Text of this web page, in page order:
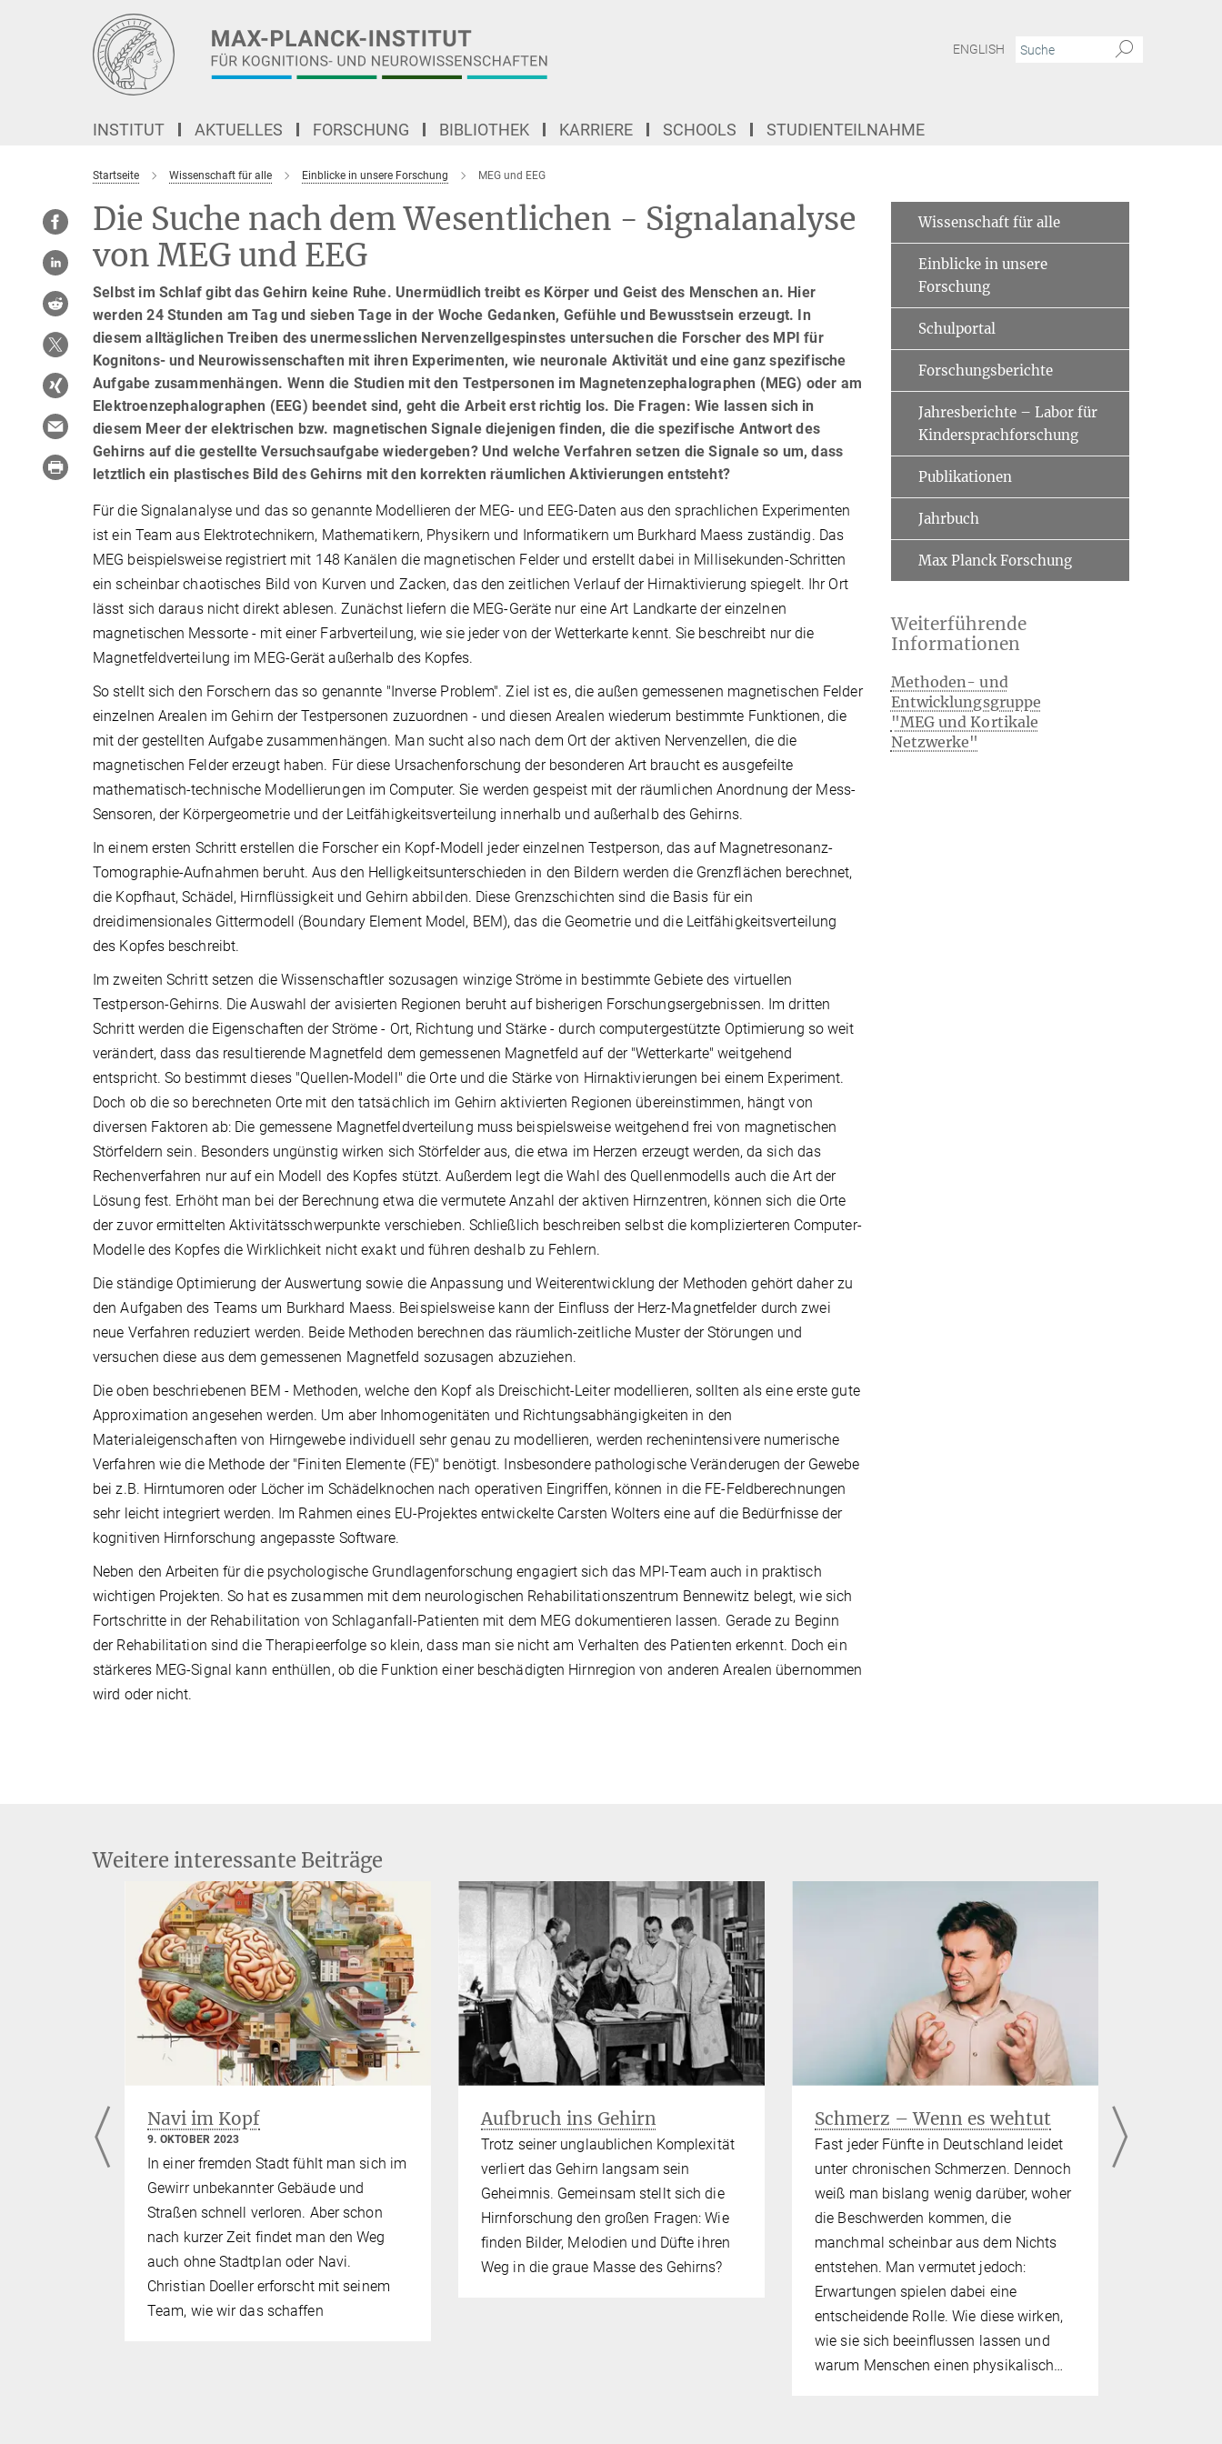
ENGLISH
INSTITUT AKTUELLES FORSCHUNG BIBLIOTHEK KARRIERE SCHOOLS STUDIENTEILNAHME
Startseite Wissenschaft für alle Einblicke in unsere Forschung MEG und EEG
Die Suche nach dem Wesentlichen - Signalanalyse
von MEG und EEG
Selbst im Schlaf gibt das Gehirn keine Ruhe. Unermüdlich treibt es Körper und Geist des Menschen an. Hier
werden 24 Stunden am Tag und sieben Tage in der Woche Gedanken, Gefühle und Bewusstsein erzeugt. In
diesem alltäglichen Treiben des unermesslichen Nervenzellgespinstes untersuchen die Forscher des MPI für
Kognitons- und Neurowissenschaften mit ihren Experimenten, wie neuronale Aktivität und eine ganz spezifische
Aufgabe zusammenhängen. Wenn die Studien mit den Testpersonen im Magnetenzephalographen (MEG) oder am
Elektroenzephalographen (EEG) beendet sind, geht die Arbeit erst richtig los. Die Fragen: Wie lassen sich in
diesem Meer der elektrischen bzw. magnetischen Signale diejenigen finden, die die spezifische Antwort des
Gehirns auf die gestellte Versuchsaufgabe wiedergeben? Und welche Verfahren setzen die Signale so um, dass
letztlich ein plastisches Bild des Gehirns mit den korrekten räumlichen Aktivierungen entsteht?
Für die Signalanalyse und das so genannte Modellieren der MEG- und EEG-Daten aus den sprachlichen Experimenten
ist ein Team aus Elektrotechnikern, Mathematikern, Physikern und Informatikern um Burkhard Maess zuständig. Das
MEG beispielsweise registriert mit 148 Kanälen die magnetischen Felder und erstellt dabei in Millisekunden-Schritten
ein scheinbar chaotisches Bild von Kurven und Zacken, das den zeitlichen Verlauf der Hirnaktivierung spiegelt. Ihr Ort
lässt sich daraus nicht direkt ablesen. Zunächst liefern die MEG-Geräte nur eine Art Landkarte der einzelnen
magnetischen Messorte - mit einer Farbverteilung, wie sie jeder von der Wetterkarte kennt. Sie beschreibt nur die
Magnetfeldverteilung im MEG-Gerät außerhalb des Kopfes.
So stellt sich den Forschern das so genannte "Inverse Problem". Ziel ist es, die außen gemessenen magnetischen Felder
einzelnen Arealen im Gehirn der Testpersonen zuzuordnen - und diesen Arealen wiederum bestimmte Funktionen, die
mit der gestellten Aufgabe zusammenhängen. Man sucht also nach dem Ort der aktiven Nervenzellen, die die
magnetischen Felder erzeugt haben. Für diese Ursachenforschung der besonderen Art braucht es ausgefeilte
mathematisch-technische Modellierungen im Computer. Sie werden gespeist mit der räumlichen Anordnung der Mess-
Sensoren, der Körpergeometrie und der Leitfähigkeitsverteilung innerhalb und außerhalb des Gehirns.
In einem ersten Schritt erstellen die Forscher ein Kopf-Modell jeder einzelnen Testperson, das auf Magnetresonanz-
Tomographie-Aufnahmen beruht. Aus den Helligkeitsunterschieden in den Bildern werden die Grenzflächen berechnet,
die Kopfhaut, Schädel, Hirnflüssigkeit und Gehirn abbilden. Diese Grenzschichten sind die Basis für ein
dreidimensionales Gittermodell (Boundary Element Model, BEM), das die Geometrie und die Leitfähigkeitsverteilung
des Kopfes beschreibt.
Im zweiten Schritt setzen die Wissenschaftler sozusagen winzige Ströme in bestimmte Gebiete des virtuellen
Testperson-Gehirns. Die Auswahl der avisierten Regionen beruht auf bisherigen Forschungsergebnissen. Im dritten
Schritt werden die Eigenschaften der Ströme - Ort, Richtung und Stärke - durch computergestützte Optimierung so weit
verändert, dass das resultierende Magnetfeld dem gemessenen Magnetfeld auf der "Wetterkarte" weitgehend
entspricht. So bestimmt dieses "Quellen-Modell" die Orte und die Stärke von Hirnaktivierungen bei einem Experiment.
Doch ob die so berechneten Orte mit den tatsächlich im Gehirn aktivierten Regionen übereinstimmen, hängt von
diversen Faktoren ab: Die gemessene Magnetfeldverteilung muss beispielsweise weitgehend frei von magnetischen
Störfeldern sein. Besonders ungünstig wirken sich Störfelder aus, die etwa im Herzen erzeugt werden, da sich das
Rechenverfahren nur auf ein Modell des Kopfes stützt. Außerdem legt die Wahl des Quellenmodells auch die Art der
Lösung fest. Erhöht man bei der Berechnung etwa die vermutete Anzahl der aktiven Hirnzentren, können sich die Orte
der zuvor ermittelten Aktivitätsschwerpunkte verschieben. Schließlich beschreiben selbst die komplizierteren Computer-
Modelle des Kopfes die Wirklichkeit nicht exakt und führen deshalb zu Fehlern.
Die ständige Optimierung der Auswertung sowie die Anpassung und Weiterentwicklung der Methoden gehört daher zu
den Aufgaben des Teams um Burkhard Maess. Beispielsweise kann der Einfluss der Herz-Magnetfelder durch zwei
neue Verfahren reduziert werden. Beide Methoden berechnen das räumlich-zeitliche Muster der Störungen und
versuchen diese aus dem gemessenen Magnetfeld sozusagen abzuziehen.
Die oben beschriebenen BEM - Methoden, welche den Kopf als Dreischicht-Leiter modellieren, sollten als eine erste gute
Approximation angesehen werden. Um aber Inhomogenitäten und Richtungsabhängigkeiten in den
Materialeigenschaften von Hirngewebe individuell sehr genau zu modellieren, werden rechenintensivere numerische
Verfahren wie die Methode der "Finiten Elemente (FE)" benötigt. Insbesondere pathologische Veränderugen der Gewebe
bei z.B. Hirntumoren oder Löcher im Schädelknochen nach operativen Eingriffen, können in die FE-Feldberechnungen
sehr leicht integriert werden. Im Rahmen eines EU-Projektes entwickelte Carsten Wolters eine auf die Bedürfnisse der
kognitiven Hirnforschung angepasste Software.
Neben den Arbeiten für die psychologische Grundlagenforschung engagiert sich das MPI-Team auch in praktisch
wichtigen Projekten. So hat es zusammen mit dem neurologischen Rehabilitationszentrum Bennewitz belegt, wie sich
Fortschritte in der Rehabilitation von Schlaganfall-Patienten mit dem MEG dokumentieren lassen. Gerade zu Beginn
der Rehabilitation sind die Therapieerfolge so klein, dass man sie nicht am Verhalten des Patienten erkennt. Doch ein
stärkeres MEG-Signal kann enthüllen, ob die Funktion einer beschädigten Hirnregion von anderen Arealen übernommen
wird oder nicht.
Wissenschaft für alle
Einblicke in unsere
Forschung
Schulportal
Forschungsberichte
Jahresberichte – Labor für
Kindersprachforschung
Publikationen
Jahrbuch
Max Planck Forschung
Weiterführende
Informationen
Methoden- und
Entwicklungsgruppe
"MEG und Kortikale
Netzwerke"
Weitere interessante Beiträge
Navi im Kopf
9. OKTOBER 2023
In einer fremden Stadt fühlt man sich im
Gewirr unbekannter Gebäude und
Straßen schnell verloren. Aber schon
nach kurzer Zeit findet man den Weg
auch ohne Stadtplan oder Navi.
Christian Doeller erforscht mit seinem
Team, wie wir das schaffen
Aufbruch ins Gehirn
Trotz seiner unglaublichen Komplexität
verliert das Gehirn langsam sein
Geheimnis. Gemeinsam stellt sich die
Hirnforschung den großen Fragen: Wie
finden Bilder, Melodien und Düfte ihren
Weg in die graue Masse des Gehirns?
Schmerz – Wenn es wehtut
Fast jeder Fünfte in Deutschland leidet
unter chronischen Schmerzen. Dennoch
weiß man bislang wenig darüber, woher
die Beschwerden kommen, die
manchmal scheinbar aus dem Nichts
entstehen. Man vermutet jedoch:
Erwartungen spielen dabei eine
entscheidende Rolle. Wie diese wirken,
wie sie sich beeinflussen lassen und
warum Menschen einen physikalisch…